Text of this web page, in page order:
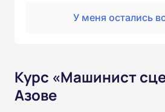
У меня остались
Курс «Машинист
Азове